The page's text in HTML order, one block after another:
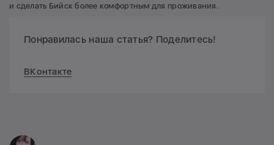
и сделать Бийск более комфортным для проживания.
Понравилась наша статья? Поделитесь!
ВКонтакте